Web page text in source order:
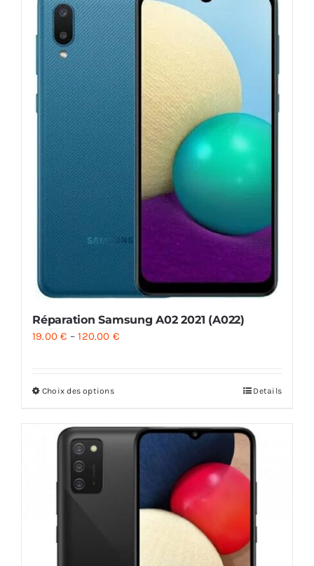
Réparation Samsung A02 2021 (A022)
19.00€ –120.00 €
Choix des options Details